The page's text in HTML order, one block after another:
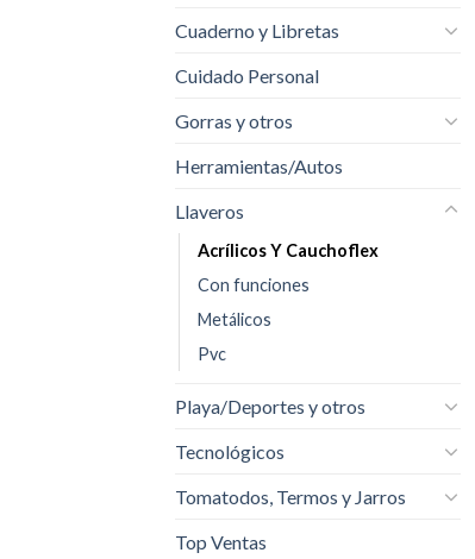
Cuaderno y Libretas
Cuidado Personal
Gorras y otros
Herramientas/Autos
Llaveros
Acrílicos Y Cauchoflex
Con funciones
Metálicos
Pvc
Playa/Deportes y otros
Tecnológicos
Tomatodos, Termos y Jarros
Top Ventas